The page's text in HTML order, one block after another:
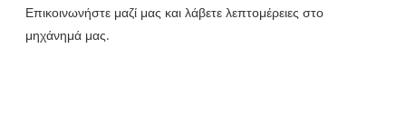
Επικοινωνήστε μαζί μας και λάβετε λεπτομέρειες στο
μηχάνημά μας.